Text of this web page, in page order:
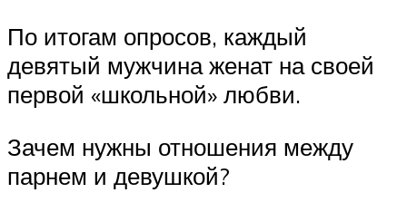
По итогам опросов, каждый
девятый мужчина женат на своей
первой «школьной» любви.
Зачем нужны отношения между
парнем и девушкой?